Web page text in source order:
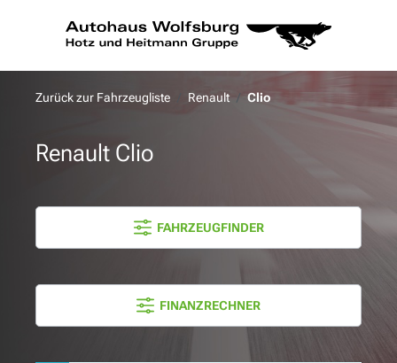
springen
Zurück zur Fahrzeugliste Renault Clio
Renault Clio
FAHRZEUGFINDER
FINANZRECHNER